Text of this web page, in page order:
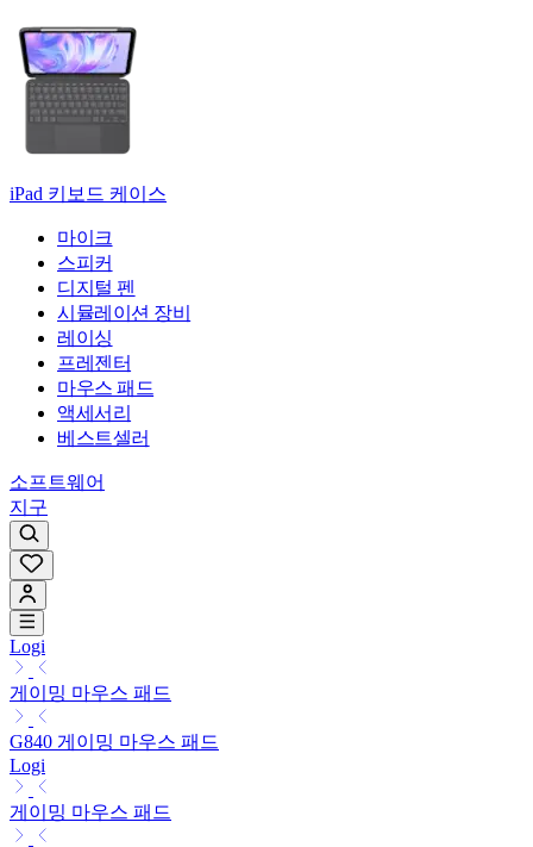
iPad 키보드 케이스
마이크
스피커
디지털 펜
시뮬레이션 장비
레이싱
프레젠터
마우스 패드
액세서리
베스트셀러
소프트웨어
지구
Logi
게이밍 마우스 패드
G840 게이밍 마우스 패드
Logi
게이밍 마우스 패드